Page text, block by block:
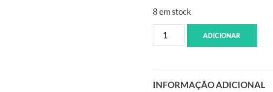
8 em stock
ADICIONAR
INFORMAÇÃO ADICIONAL